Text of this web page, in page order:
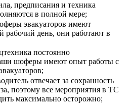
предписания и техника
в полной мере;
эвакуаторов имеют
рабочий день, они работают в
постоянно
шоферы имеют опыт работы с
отвечает за сохранность
поэтому все мероприятия в ТС
максимально осторожно;